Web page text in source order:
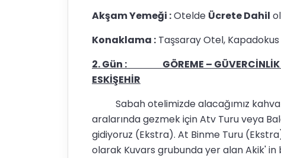
Akşam Yemeği :Otelde Ücrete Dahil
Konaklama : Taşsaray Otel, Kapadokus
2. Gün : GÖREME – GÜVERCİNLİK
ESKİŞEHİR
Sabah otelimizde alacağımız
aralarında gezmek için Atv Turu veya
gidiyoruz (Ekstra). At Binme Turu
olarak Kuvars grubunda yer alan Akik' in